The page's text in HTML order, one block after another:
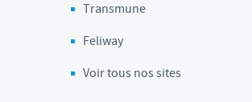
Transmune
Feliway
Voir tous nos sites